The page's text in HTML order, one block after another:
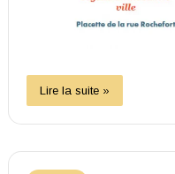
Lire la suite »